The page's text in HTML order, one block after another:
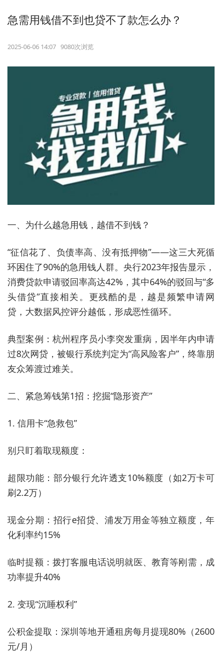
急需用钱借不到也贷不了款怎么办？
2025-06-06 14:07 9080次浏览
一、为什么越急用钱，越借不到钱？
“征信花了、负债率高、没有抵押物”——这三大死循
环困住了90%的急用钱人群。央行2023年报告显示，
消费贷款申请驳回率高达42%，其中64%的驳回与“多
头借贷”直接相关。更残酷的是，越是频繁申请网
贷，大数据风控评分越低，形成恶性循环。
典型案例：杭州程序员小李突发重病，因半年内申请
过8次网贷，被银行系统判定为“高风险客户”，终靠朋
友众筹渡过难关。
二、紧急筹钱第1招：挖掘“隐形资产”
1. 信用卡“急救包”
别只盯着取现额度：
超限功能：部分银行允许透支10%额度（如2万卡可
刷2.2万）
现金分期：招行e招贷、浦发万用金等独立额度，年
化利率约15%
临时提额：拨打客服电话说明就医、教育等刚需，成
功率提升40%
2. 变现“沉睡权利”
公积金提取：深圳等地开通租房每月提现80%（2600
元/月）